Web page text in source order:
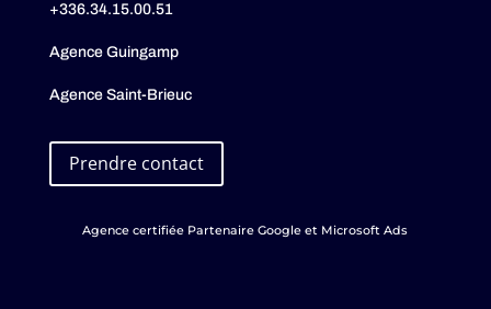
+336.34.15.00.51
Agence Guingamp
Agence Saint-Brieuc
Prendre contact
Agence certifiée Partenaire Google et Microsoft Ads